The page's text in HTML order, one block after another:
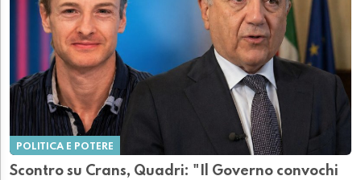
POLITICA E POTERE
Scontro su Crans, Quadri: "Il Governo convochi